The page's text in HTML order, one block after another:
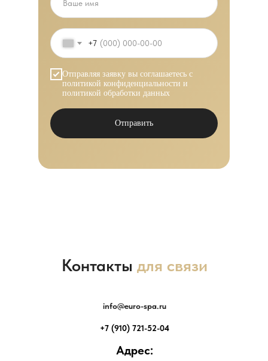
+7
Отправляя заявку вы соглашаетесь с
политикой конфиденциальности и
политикой обработки данных
Отправить
+7 (910) 721-52-04
info@euro-spa.ru
Контакты для связи
Адрес: